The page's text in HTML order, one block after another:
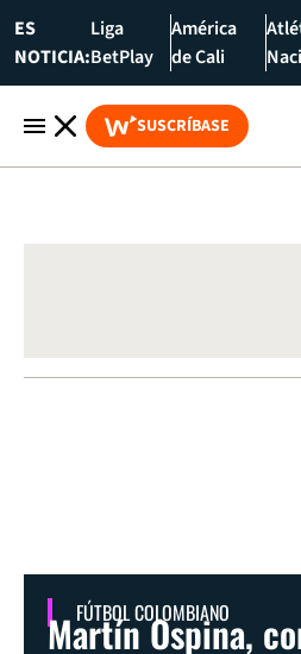
ES
NOTICIA:
Liga
BetPlay
América
de Cali
SUSCRÍBASE
FÚTBOL COLOMBIANO
Martín Ospina,